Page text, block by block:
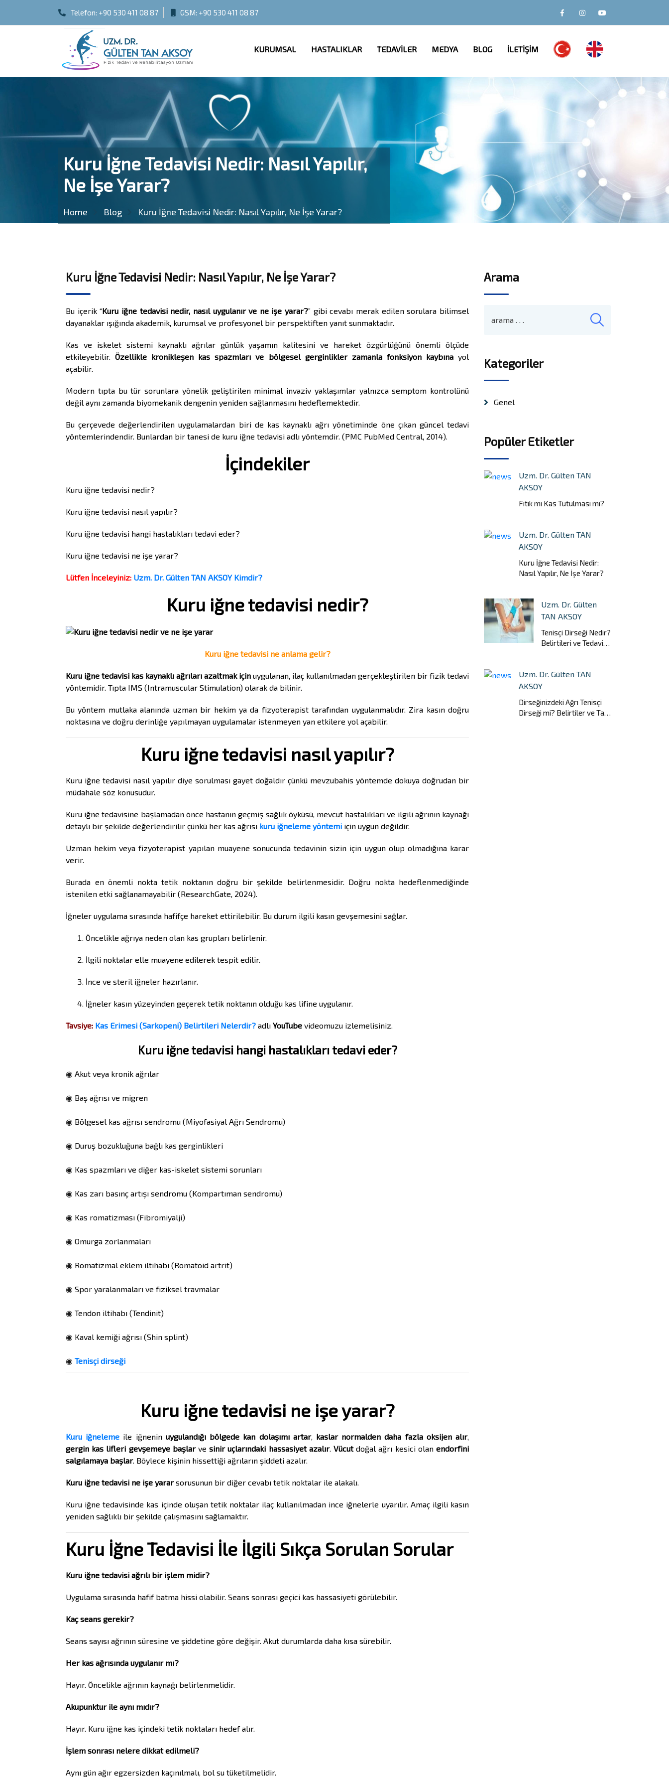
Telefon: +90 530 411 08 87 GSM: +90 530 411 08 87
KURUMSAL HASTALIKLAR TEDAVİLER MEDYA BLOG İLETİŞİM
Kuru İğne Tedavisi Nedir: Nasıl Yapılır,
Ne İşe Yarar?
Home Blog Kuru İğne Tedavisi Nedir: Nasıl Yapılır, Ne İşe Yarar?
Kuru İğne Tedavisi Nedir: Nasıl Yapılır, Ne İşe Yarar?
Bu içerik “Kuru iğne tedavisi nedir, nasıl uygulanır ve ne işe yarar?” gibi cevabı merak edilen sorulara bilimsel
dayanaklar ışığında akademik, kurumsal ve profesyonel bir perspektiften yanıt sunmaktadır.
Kas ve iskelet sistemi kaynaklı ağrılar günlük yaşamın kalitesini ve hareket özgürlüğünü önemli ölçüde
etkileyebilir.Özellikle kronikleşen kas spazmları ve bölgesel gerginlikler zamanla fonksiyon kaybınayol
açabilir.
Modern tıpta bu tür sorunlara yönelik geliştirilen minimal invaziv yaklaşımlar yalnızca semptom kontrolünü
değil aynı zamanda biyomekanik dengenin yeniden sağlanmasını hedeflemektedir.
Bu çerçevede değerlendirilen uygulamalardan biri de kas kaynaklı ağrı yönetiminde öne çıkan güncel tedavi
yöntemlerindendir. Bunlardan bir tanesi de kuru iğne tedavisi adlı yöntemdir. (PMC PubMed Central, 2014).
İçindekiler
Kuru iğne tedavisi nedir?
Kuru iğne tedavisi nasıl yapılır?
Kuru iğne tedavisi hangi hastalıkları tedavi eder?
Kuru iğne tedavisi ne işe yarar?
Lütfen İnceleyiniz: Uzm. Dr. Gülten TAN AKSOY Kimdir?
Kuru iğne tedavisi nedir?
Kuru iğne tedavisi ne anlama gelir?
Kuru iğne tedavisi kas kaynaklı ağrıları azaltmak için uygulanan, ilaç kullanılmadan gerçekleştirilen bir fizik tedavi
yöntemidir. Tıpta IMS (Intramuscular Stimulation) olarak da bilinir.
Bu yöntem mutlaka alanında uzman bir hekim ya da fizyoterapist tarafından uygulanmalıdır. Zira kasın doğru
noktasına ve doğru derinliğe yapılmayan uygulamalar istenmeyen yan etkilere yol açabilir.
Kuru iğne tedavisi nasıl yapılır?
Kuru iğne tedavisi nasıl yapılır diye sorulması gayet doğaldır çünkü mevzubahis yöntemde dokuya doğrudan bir
müdahale söz konusudur.
Kuru iğne tedavisine başlamadan önce hastanın geçmiş sağlık öyküsü, mevcut hastalıkları ve ilgili ağrının kaynağı
detaylı bir şekilde değerlendirilir çünkü her kas ağrısı kuru iğneleme yöntemi için uygun değildir.
Uzman hekim veya fizyoterapist yapılan muayene sonucunda tedavinin sizin için uygun olup olmadığına karar
verir.
Burada en önemli nokta tetik noktanın doğru bir şekilde belirlenmesidir. Doğru nokta hedeflenmediğinde
istenilen etki sağlanamayabilir (ResearchGate, 2024).
İğneler uygulama sırasında hafifçe hareket ettirilebilir. Bu durum ilgili kasın gevşemesini sağlar.
Öncelikle ağrıya neden olan kas grupları belirlenir.
İlgili noktalar elle muayene edilerek tespit edilir.
İnce ve steril iğneler hazırlanır.
İğneler kasın yüzeyinden geçerek tetik noktanın olduğu kas lifine uygulanır.
Tavsiye: Kas Erimesi (Sarkopeni) Belirtileri Nelerdir? adlı YouTube videomuzu izlemelisiniz.
Kuru iğne tedavisi hangi hastalıkları tedavi eder?
◉ Akut veya kronik ağrılar
◉ Baş ağrısı ve migren
◉ Bölgesel kas ağrısı sendromu (Miyofasiyal Ağrı Sendromu)
◉ Duruş bozukluğuna bağlı kas gerginlikleri
◉ Kas spazmları ve diğer kas-iskelet sistemi sorunları
◉ Kas zarı basınç artışı sendromu (Kompartıman sendromu)
◉ Kas romatizması (Fibromiyalji)
◉ Omurga zorlanmaları
◉ Romatizmal eklem iltihabı (Romatoid artrit)
◉ Spor yaralanmaları ve fiziksel travmalar
◉ Tendon iltihabı (Tendinit)
◉ Kaval kemiği ağrısı (Shin splint)
◉ Tenisçi dirseği
Kuru iğne tedavisi ne işe yarar?
Kuru iğneleme ile iğnenin uygulandığı bölgede kan dolaşımı artar, kaslar normalden daha fazla oksijen alır,
gergin kas lifleri gevşemeye başlarvesinir uçlarındaki hassasiyet azalır.Vücutdoğal ağrı kesici olanendorfini
salgılamaya başlar. Böylece kişinin hissettiği ağrıların şiddeti azalır.
Kuru iğne tedavisi ne işe yararsorusunun bir diğer cevabı tetik noktalar ile alakalı.
Kuru iğne tedavisinde kas içinde oluşan tetik noktalar ilaç kullanılmadan ince iğnelerle uyarılır. Amaç ilgili kasın
yeniden sağlıklı bir şekilde çalışmasını sağlamaktır.
Kuru İğne Tedavisi İle İlgili Sıkça Sorulan Sorular
Kuru iğne tedavisi ağrılı bir işlem midir?
Uygulama sırasında hafif batma hissi olabilir. Seans sonrası geçici kas hassasiyeti görülebilir.
Kaç seans gerekir?
Seans sayısı ağrının süresine ve şiddetine göre değişir. Akut durumlarda daha kısa sürebilir.
Her kas ağrısında uygulanır mı?
Hayır. Öncelikle ağrının kaynağı belirlenmelidir.
Akupunktur ile aynı mıdır?
Hayır. Kuru iğne kas içindeki tetik noktaları hedef alır.
İşlem sonrası nelere dikkat edilmeli?
Aynı gün ağır egzersizden kaçınılmalı, bol su tüketilmelidir.
Arama
Kategoriler
Genel
Popüler Etiketler
Uzm. Dr. Gülten TAN
AKSOY
Fıtık mı Kas Tutulması mı?
Uzm. Dr. Gülten TAN
AKSOY
Kuru İğne Tedavisi Nedir:
Nasıl Yapılır, Ne İşe Yarar?
Uzm. Dr. Gülten
TAN AKSOY
Tenisçi Dirseği Nedir?
Belirtileri ve Tedavi
Uzm. Dr. Gülten TAN
AKSOY
Dirseğinizdeki Ağrı Tenisçi
Dirseği mi? Belirtiler ve Tanı